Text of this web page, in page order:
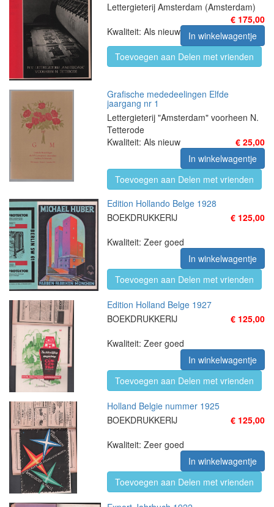
Lettergieterij Amsterdam (Amsterdam)
€ 175,00
Kwaliteit: Als nieuw
In winkelwagentje
Toevoegen aan Delen met vrienden
Grafische mededeelingen Elfde
jaargang nr 1
Lettergieterij "Amsterdam" voorheen N.
Tetterode
€ 25,00
Kwaliteit: Als nieuw
In winkelwagentje
Toevoegen aan Delen met vrienden
Edition Hollando Belge 1928
BOEKDRUKKERIJ
€ 125,00
Kwaliteit: Zeer goed
In winkelwagentje
Toevoegen aan Delen met vrienden
Edition Holland Belge 1927
BOEKDRUKKERIJ
€ 125,00
Kwaliteit: Zeer goed
In winkelwagentje
Toevoegen aan Delen met vrienden
Holland Belgie nummer 1925
BOEKDRUKKERIJ
€ 125,00
Kwaliteit: Zeer goed
In winkelwagentje
Toevoegen aan Delen met vrienden